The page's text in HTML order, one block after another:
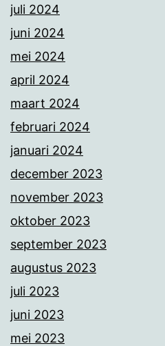
juli 2024
juni 2024
mei 2024
april 2024
maart 2024
februari 2024
januari 2024
december 2023
november 2023
oktober 2023
september 2023
augustus 2023
juli 2023
juni 2023
mei 2023